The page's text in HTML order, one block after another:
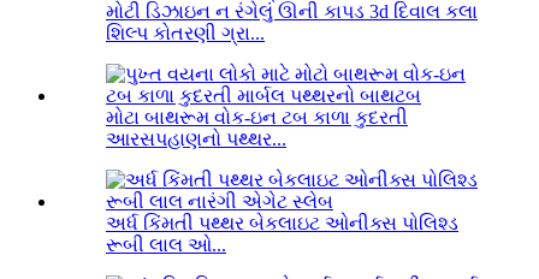
મોટી ડિઝાઇન ન રંગેલું ઊની કાપડ 3d દિવાલ કલા
શિલ્પ કોતરણી ગ્રા...
મોટા બાથરૂમ વોક-ઇન ટબ કાળા કુદરતી
આરસપહાણનો પથ્થર...
અર્ધ કિંમતી પથ્થર બેકલાઇટ ઓનીક્સ પોલિશ્ડ
રૂબી લાલ ઓ...